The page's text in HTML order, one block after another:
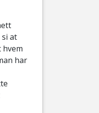
at
hvem
har